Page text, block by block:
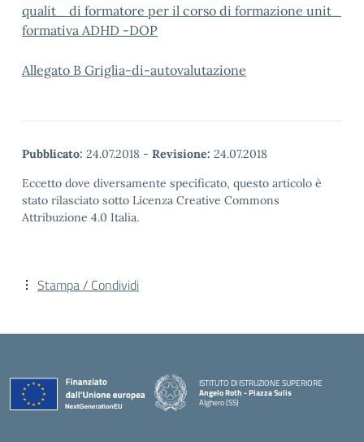
qualit_ di formatore per il corso di formazione unit_
formativa ADHD -DOP
Allegato B Griglia-di-autovalutazione
Pubblicato: 24.07.2018 - Revisione: 24.07.2018
Eccetto dove diversamente specificato, questo articolo è
stato rilasciato sotto Licenza Creative Commons
Attribuzione 4.0 Italia.
Stampa / Condividi
ISTITUTO DI ISTRUZIONE SUPERIORE
Angelo Roth - Piazza Sulis
Alghero (SS)
— Visita la pagina iniziale della scuola